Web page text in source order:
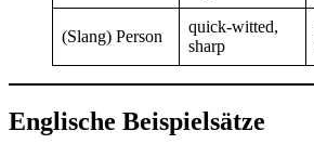
(Slang) Person
quick-witted,
sharp
Englische Beispielsätze